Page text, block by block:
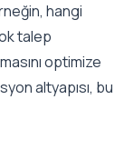
hangi
talep
optimize
altyapısı, bu